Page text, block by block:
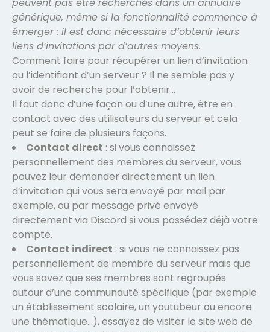
générique, même si la fonctionnalité commence à
émerger : il est donc nécessaire d’obtenir leurs
liens d’invitations par d’autres moyens.
Comment faire pour récupérer un lien d’invitation
ou l’identifiant d’un serveur ? Il ne semble pas y
avoir de recherche pour l’obtenir…
Il faut donc d’une façon ou d’une autre, être en
contact avec des utilisateurs du serveur et cela
peut se faire de plusieurs façons.
Contact direct : si vous connaissez
personnellement des membres du serveur, vous
pouvez leur demander directement un lien
d’invitation qui vous sera envoyé par mail par
exemple, ou par message privé envoyé
directement via Discord si vous possédez déjà votre
compte.
Contact indirect : si vous ne connaissez pas
personnellement de membre du serveur mais que
vous savez que ses membres sont regroupés
autour d’une communauté spécifique (par exemple
un établissement scolaire, un youtubeur ou encore
une thématique…), essayez de visiter le site web de